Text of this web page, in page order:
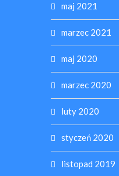
maj 2021
marzec 2021
maj 2020
marzec 2020
luty 2020
styczeń 2020
listopad 2019